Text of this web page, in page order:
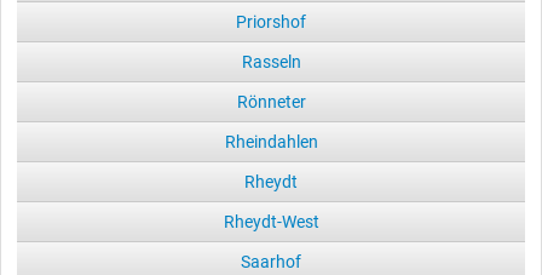
Priorshof
Rasseln
Rönneter
Rheindahlen
Rheydt
Rheydt-West
Saarhof